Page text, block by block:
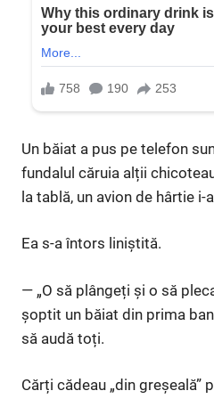
Un băiat a pus pe telefon
fundalul căruia alții
la tablă, un avion de hârtie i-
Ea s-a întors liniștită.
— „O să plângeți și o să
șoptit un băiat din prima
să audă toți.
Cărți cădeau „din greșeală”